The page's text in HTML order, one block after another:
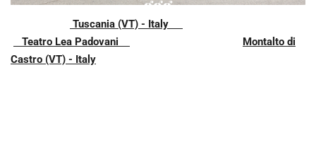
Tuscania (VT) - Italy
Teatro Lea Padovani
Montalto di
Castro (VT) - Italy